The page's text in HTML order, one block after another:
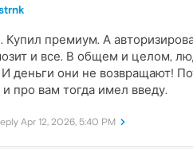
Купил премиум. А
и все. В общем и целом,
деньги они не возвращают!
про вам тогда имел введу.
Apr 12, 2026, 5:40 PM